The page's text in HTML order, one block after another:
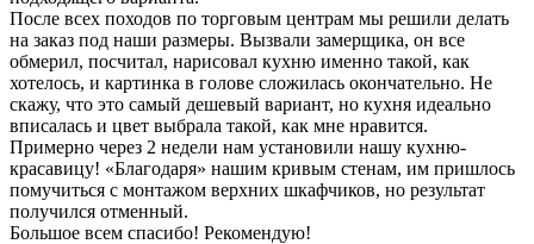
После всех походов по торговым центрам мы решили делать
на заказ под наши размеры. Вызвали замерщика, он все
обмерил, посчитал, нарисовал кухню именно такой, как
хотелось, и картинка в голове сложилась окончательно. Не
скажу, что это самый дешевый вариант, но кухня идеально
вписалась и цвет выбрала такой, как мне нравится.
Примерно через 2 недели нам установили нашу кухню-
красавицу! «Благодаря» нашим кривым стенам, им пришлось
помучиться с монтажом верхних шкафчиков, но результат
получился отменный.
Большое всем спасибо! Рекомендую!